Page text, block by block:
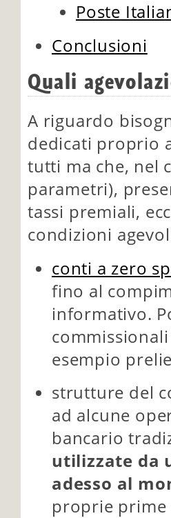
Poste
Conclusioni
Quali
A riguardo
dedicati proprio
tutti ma che, nel
parametri),
tassi premiali,
condizioni
conti a zero
fino al
informativo.
esempio
strutture del
ad alcune
bancario
utilizzate da
adesso al
proprie prime